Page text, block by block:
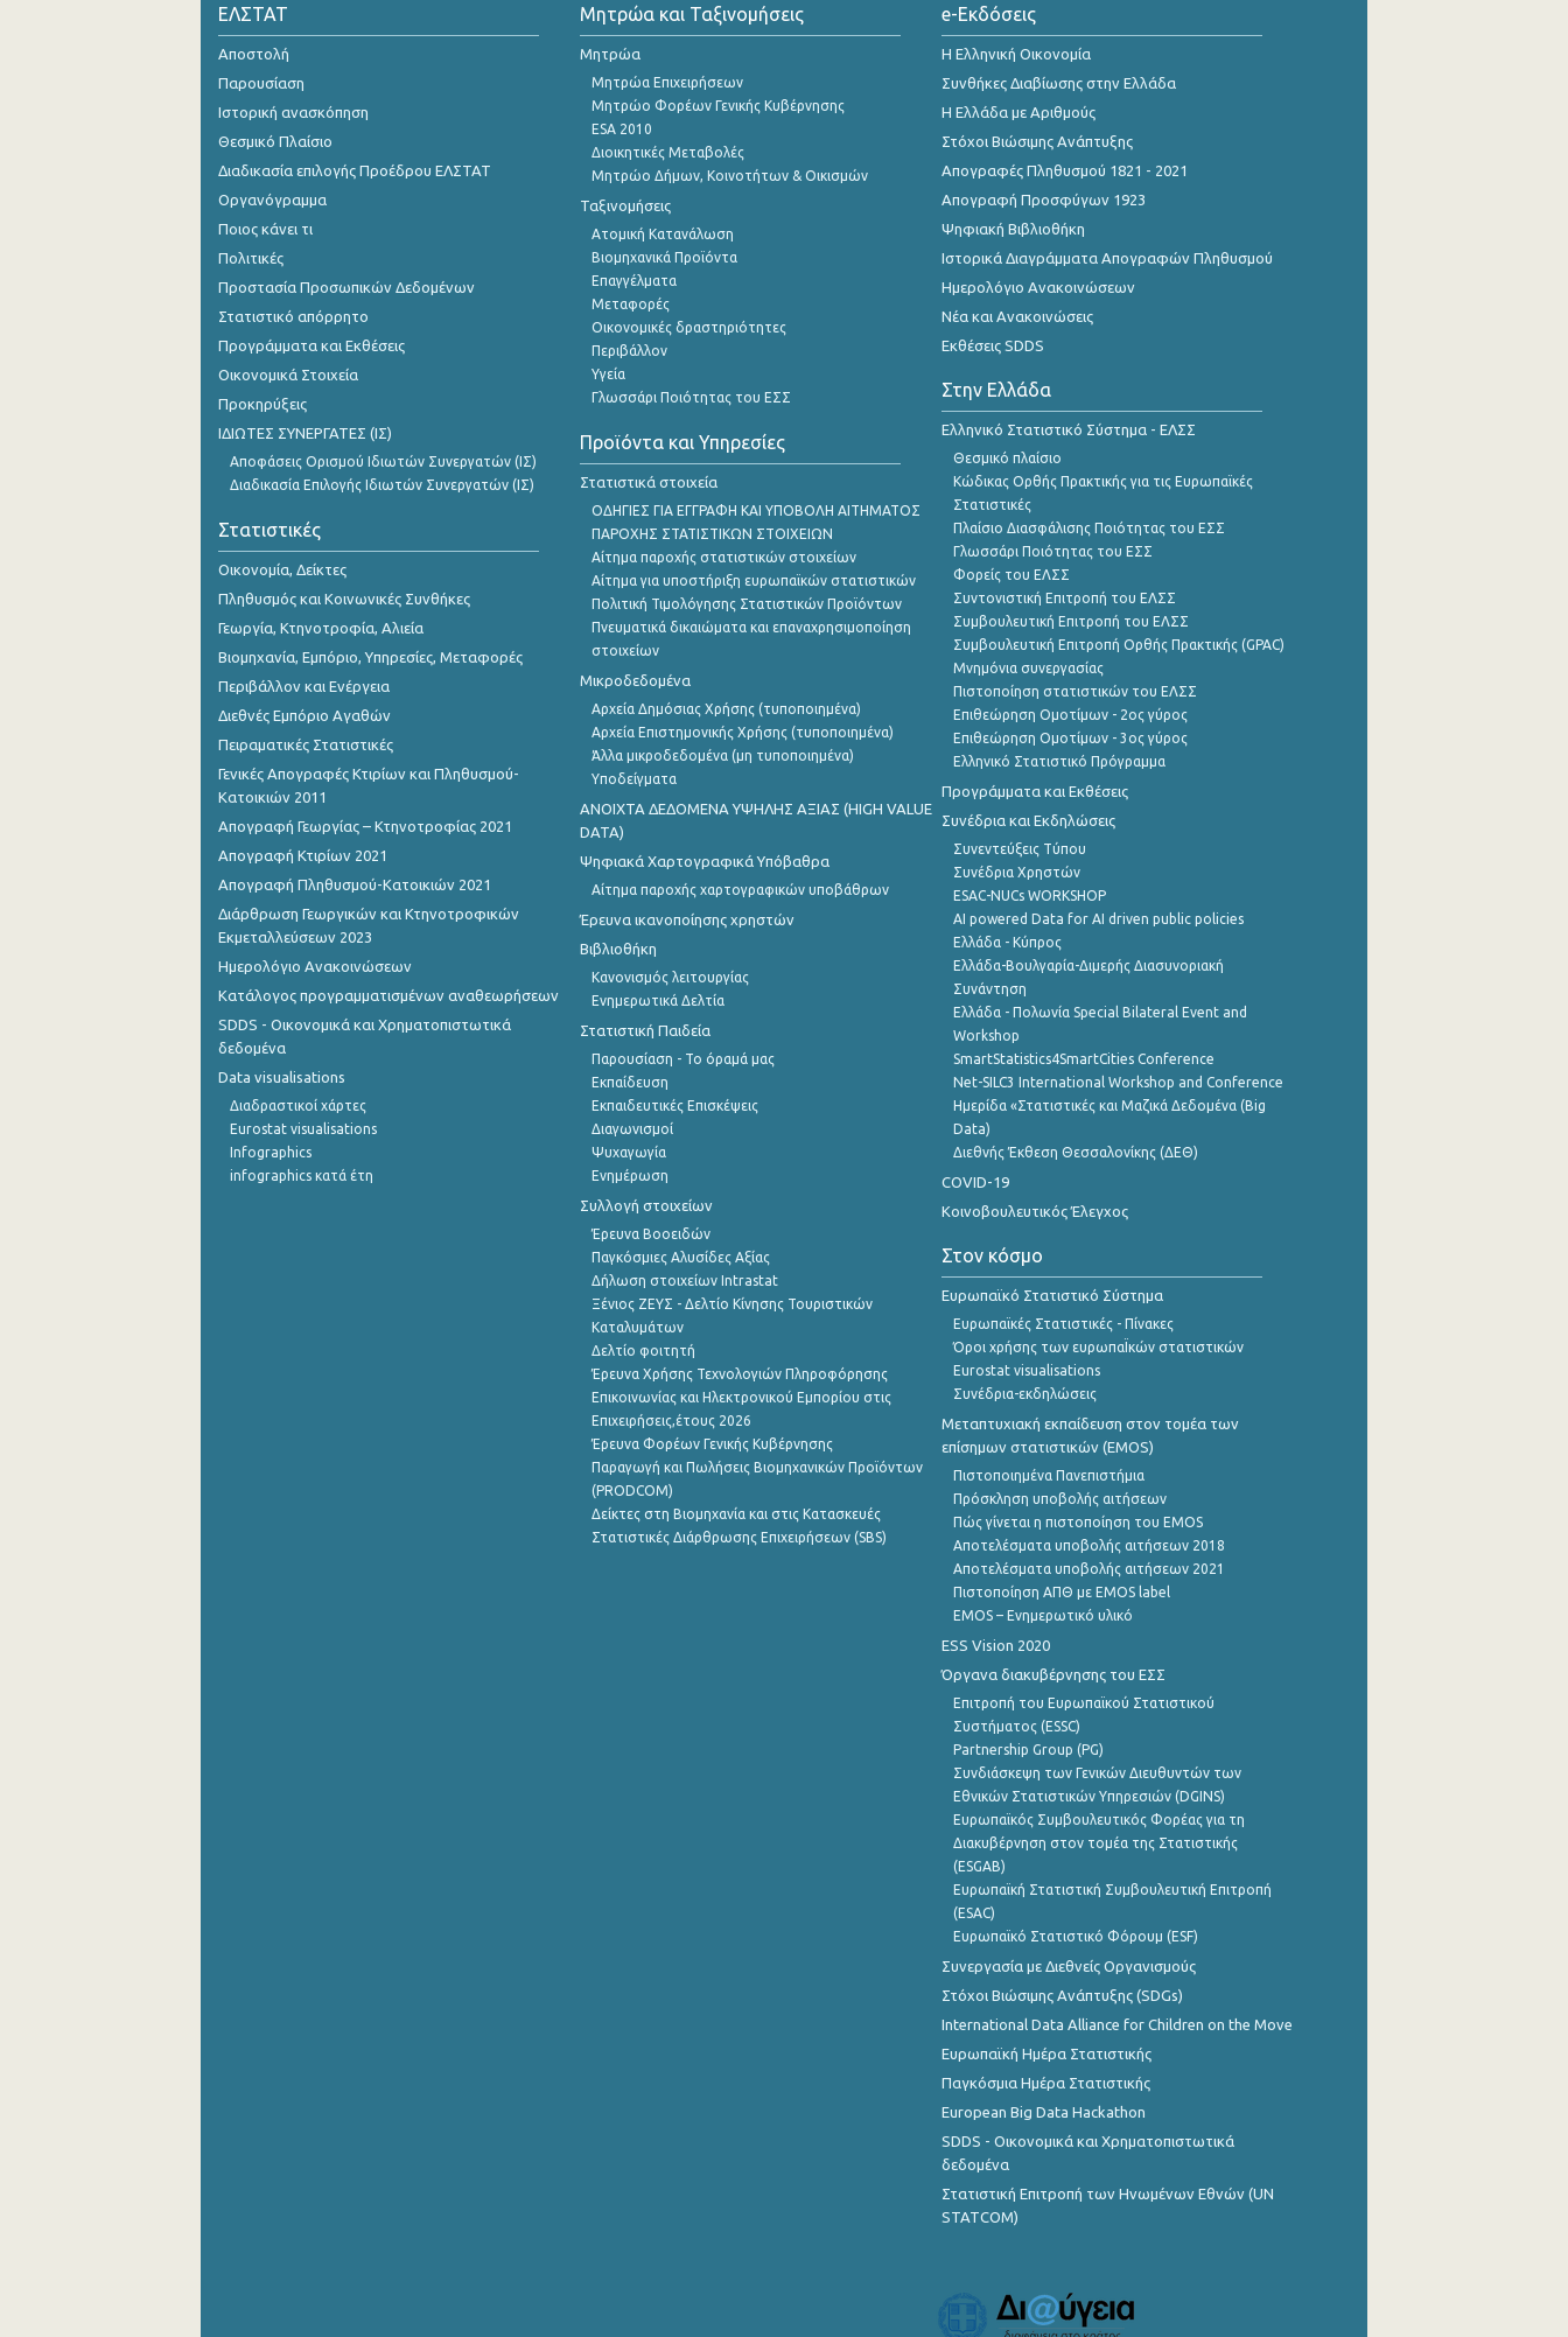
1999
ΕΛΣΤΑΤ
Αποστολή
Παρουσίαση
Ιστορική ανασκόπηση
Θεσμικό Πλαίσιο
Διαδικασία επιλογής Προέδρου ΕΛΣΤΑΤ
Οργανόγραμμα
Ποιος κάνει τι
Πολιτικές
Προστασία Προσωπικών Δεδομένων
Στατιστικό απόρρητο
Προγράμματα και Εκθέσεις
Οικονομικά Στοιχεία
Προκηρύξεις
ΙΔΙΩΤΕΣ ΣΥΝΕΡΓΑΤΕΣ (ΙΣ)
Αποφάσεις Ορισμού Ιδιωτών Συνεργατών (ΙΣ)
Διαδικασία Επιλογής Ιδιωτών Συνεργατών (ΙΣ)
Στατιστικές
Οικονομία, Δείκτες
Πληθυσμός και Κοινωνικές Συνθήκες
Γεωργία, Κτηνοτροφία, Αλιεία
Βιομηχανία, Εμπόριο, Υπηρεσίες, Μεταφορές
Περιβάλλον και Ενέργεια
Διεθνές Εμπόριο Αγαθών
Πειραματικές Στατιστικές
Γενικές Απογραφές Κτιρίων και Πληθυσμού-
Κατοικιών 2011
Απογραφή Γεωργίας – Κτηνοτροφίας 2021
Απογραφή Κτιρίων 2021
Απογραφή Πληθυσμού-Κατοικιών 2021
Διάρθρωση Γεωργικών και Κτηνοτροφικών
Εκμεταλλεύσεων 2023
Ημερολόγιο Ανακοινώσεων
Κατάλογος προγραμματισμένων αναθεωρήσεων
SDDS - Οικονομικά και Χρηματοπιστωτικά
δεδομένα
Data visualisations
Διαδραστικοί χάρτες
Eurostat visualisations
Infographics
infographics κατά έτη
Μητρώα και Ταξινομήσεις
Μητρώα
Μητρώα Επιχειρήσεων
Μητρώο Φορέων Γενικής Κυβέρνησης
ESA 2010
Διοικητικές Μεταβολές
Μητρώο Δήμων, Κοινοτήτων & Οικισμών
Ταξινομήσεις
Ατομική Κατανάλωση
Βιομηχανικά Προϊόντα
Επαγγέλματα
Μεταφορές
Οικονομικές δραστηριότητες
Περιβάλλον
Υγεία
Γλωσσάρι Ποιότητας του ΕΣΣ
Προϊόντα και Υπηρεσίες
Στατιστικά στοιχεία
ΟΔΗΓΙΕΣ ΓΙΑ ΕΓΓΡΑΦΗ ΚΑΙ ΥΠΟΒΟΛΗ ΑΙΤΗΜΑΤΟΣ
ΠΑΡΟΧΗΣ ΣΤΑΤΙΣΤΙΚΩΝ ΣΤΟΙΧΕΙΩΝ
Αίτημα παροχής στατιστικών στοιχείων
Αίτημα για υποστήριξη ευρωπαϊκών στατιστικών
Πολιτική Τιμολόγησης Στατιστικών Προϊόντων
Πνευματικά δικαιώματα και επαναχρησιμοποίηση
στοιχείων
Μικροδεδομένα
Αρχεία Δημόσιας Χρήσης (τυποποιημένα)
Αρχεία Επιστημονικής Χρήσης (τυποποιημένα)
Άλλα μικροδεδομένα (μη τυποποιημένα)
Υποδείγματα
ANOIXTA ΔΕΔΟΜΕΝΑ ΥΨΗΛΗΣ ΑΞΙΑΣ (HIGH VALUE
DATA)
Ψηφιακά Χαρτογραφικά Υπόβαθρα
Αίτημα παροχής χαρτογραφικών υποβάθρων
Έρευνα ικανοποίησης χρηστών
Βιβλιοθήκη
Κανονισμός λειτουργίας
Ενημερωτικά Δελτία
Στατιστική Παιδεία
Παρουσίαση - Το όραμά μας
Εκπαίδευση
Εκπαιδευτικές Επισκέψεις
Διαγωνισμοί
Ψυχαγωγία
Ενημέρωση
Συλλογή στοιχείων
Έρευνα Βοοειδών
Παγκόσμιες Αλυσίδες Αξίας
Δήλωση στοιχείων Intrastat
Ξένιος ΖΕΥΣ - Δελτίο Κίνησης Τουριστικών
Καταλυμάτων
Δελτίο φοιτητή
Έρευνα Χρήσης Τεχνολογιών Πληροφόρησης
Επικοινωνίας και Ηλεκτρονικού Εμπορίου στις
Επιχειρήσεις,έτους 2026
Έρευνα Φορέων Γενικής Κυβέρνησης
Παραγωγή και Πωλήσεις Βιομηχανικών Προϊόντων
(PRODCOM)
Δείκτες στη Βιομηχανία και στις Κατασκευές
Στατιστικές Διάρθρωσης Επιχειρήσεων (SBS)
e-Εκδόσεις
Η Ελληνική Οικονομία
Συνθήκες Διαβίωσης στην Ελλάδα
Η Ελλάδα με Αριθμούς
Στόχοι Βιώσιμης Ανάπτυξης
Απογραφές Πληθυσμού 1821 - 2021
Απογραφή Προσφύγων 1923
Ψηφιακή Βιβλιοθήκη
Ιστορικά Διαγράμματα Απογραφών Πληθυσμού
Ημερολόγιο Ανακοινώσεων
Νέα και Ανακοινώσεις
Εκθέσεις SDDS
Στην Ελλάδα
Ελληνικό Στατιστικό Σύστημα - ΕΛΣΣ
Θεσμικό πλαίσιο
Κώδικας Ορθής Πρακτικής για τις Ευρωπαϊκές
Στατιστικές
Πλαίσιο Διασφάλισης Ποιότητας του ΕΣΣ
Γλωσσάρι Ποιότητας του ΕΣΣ
Φορείς του ΕΛΣΣ
Συντονιστική Επιτροπή του ΕΛΣΣ
Συμβουλευτική Επιτροπή του ΕΛΣΣ
Συμβουλευτική Επιτροπή Ορθής Πρακτικής (GPAC)
Μνημόνια συνεργασίας
Πιστοποίηση στατιστικών του ΕΛΣΣ
Επιθεώρηση Ομοτίμων - 2ος γύρος
Επιθεώρηση Ομοτίμων - 3ος γύρος
Ελληνικό Στατιστικό Πρόγραμμα
Προγράμματα και Εκθέσεις
Συνέδρια και Εκδηλώσεις
Συνεντεύξεις Τύπου
Συνέδρια Χρηστών
ESAC-NUCs WORKSHOP
AI powered Data for AI driven public policies
Ελλάδα - Κύπρος
Ελλάδα-Βουλγαρία-Διμερής Διασυνοριακή
Συνάντηση
Ελλάδα - Πολωνία Special Bilateral Event and
Workshop
SmartStatistics4SmartCities Conference
Net-SILC3 International Workshop and Conference
Ημερίδα «Στατιστικές και Μαζικά Δεδομένα (Big
Data)
Διεθνής Έκθεση Θεσσαλονίκης (ΔΕΘ)
COVID-19
Κοινοβουλευτικός Έλεγχος
Στον κόσμο
Ευρωπαϊκό Στατιστικό Σύστημα
Ευρωπαϊκές Στατιστικές - Πίνακες
Όροι χρήσης των ευρωπαΪκών στατιστικών
Eurostat visualisations
Συνέδρια-εκδηλώσεις
Μεταπτυχιακή εκπαίδευση στον τομέα των
επίσημων στατιστικών (EMOS)
Πιστοποιημένα Πανεπιστήμια
Πρόσκληση υποβολής αιτήσεων
Πώς γίνεται η πιστοποίηση του EMOS
Αποτελέσματα υποβολής αιτήσεων 2018
Αποτελέσματα υποβολής αιτήσεων 2021
Πιστοποίηση ΑΠΘ με EMOS label
EMOS – Ενημερωτικό υλικό
ESS Vision 2020
Όργανα διακυβέρνησης του ΕΣΣ
Επιτροπή του Ευρωπαϊκού Στατιστικού
Συστήματος (ESSC)
Partnership Group (PG)
Συνδιάσκεψη των Γενικών Διευθυντών των
Εθνικών Στατιστικών Υπηρεσιών (DGINS)
Ευρωπαϊκός Συμβουλευτικός Φορέας για τη
Διακυβέρνηση στον τομέα της Στατιστικής
(ESGAB)
Ευρωπαϊκή Στατιστική Συμβουλευτική Επιτροπή
(ESAC)
Ευρωπαϊκό Στατιστικό Φόρουμ (ESF)
Συνεργασία με Διεθνείς Οργανισμούς
Στόχοι Βιώσιμης Ανάπτυξης (SDGs)
International Data Alliance for Children on the Move
Ευρωπαϊκή Ημέρα Στατιστικής
Παγκόσμια Ημέρα Στατιστικής
European Big Data Hackathon
SDDS - Οικονομικά και Χρηματοπιστωτικά
δεδομένα
Στατιστική Επιτροπή των Ηνωμένων Εθνών (UN
STATCOM)